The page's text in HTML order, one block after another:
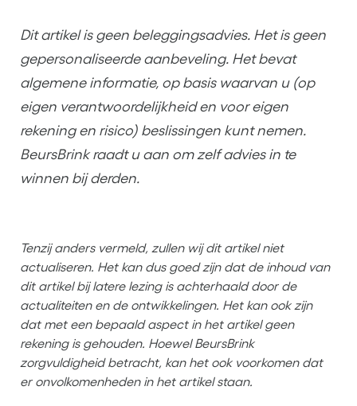
Dit artikel is geen beleggingsadvies. Het is geen
gepersonaliseerde aanbeveling. Het bevat
algemene informatie, op basis waarvan u (op
eigen verantwoordelijkheid en voor eigen
rekening en risico) beslissingen kunt nemen.
BeursBrink raadt u aan om zelf advies in te
winnen bij derden.
Tenzij anders vermeld, zullen wij dit artikel niet
actualiseren. Het kan dus goed zijn dat de inhoud van
dit artikel bij latere lezing is achterhaald door de
actualiteiten en de ontwikkelingen. Het kan ook zijn
dat met een bepaald aspect in het artikel geen
rekening is gehouden. Hoewel BeursBrink
zorgvuldigheid betracht, kan het ook voorkomen dat
er onvolkomenheden in het artikel staan.